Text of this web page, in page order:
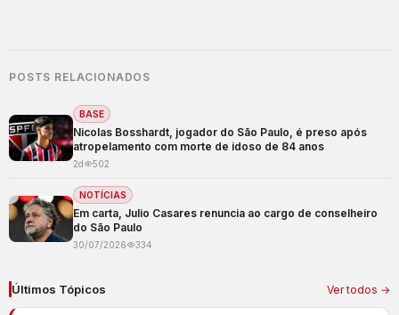
POSTS RELACIONADOS
BASE
Nicolas Bosshardt, jogador do São Paulo, é preso após
atropelamento com morte de idoso de 84 anos
2d 502
NOTÍCIAS
Em carta, Julio Casares renuncia ao cargo de conselheiro
do São Paulo
30/07/2026 334
Últimos Tópicos Ver todos →